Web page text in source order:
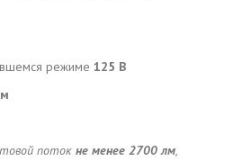
режиме 125 В
поток не менее 2700 лм,